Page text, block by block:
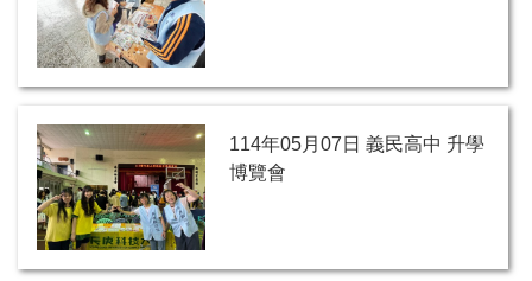
114年05月07日 義民高中 升學
博覽會